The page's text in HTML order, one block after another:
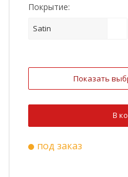
Покрытие:
Satin
Показать
В
под заказ